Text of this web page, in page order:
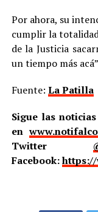
Por ahora, su
cumplir la
de la Justicia
un tiempo más
Fuente: La Patilla
Sigue las
en
Twitter
Facebook:https://